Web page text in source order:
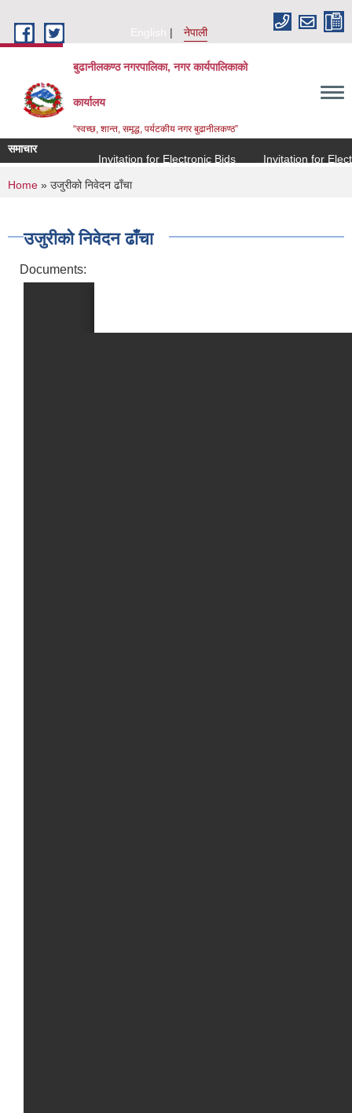
English
नेपाली
बुढानीलकण्ठ नगरपालिका, नगर कार्यपालिकाको
कार्यालय
“स्वच्छ, शान्त, समृद्ध, पर्यटकीय नगर बुढानीलकण्ठ”
समाचार
Invitation for Electronic Bids
Invitation for
You are here
Home » उजुरीको निवेदन ढाँचा
उजुरीको निवेदन ढाँचा
Documents: